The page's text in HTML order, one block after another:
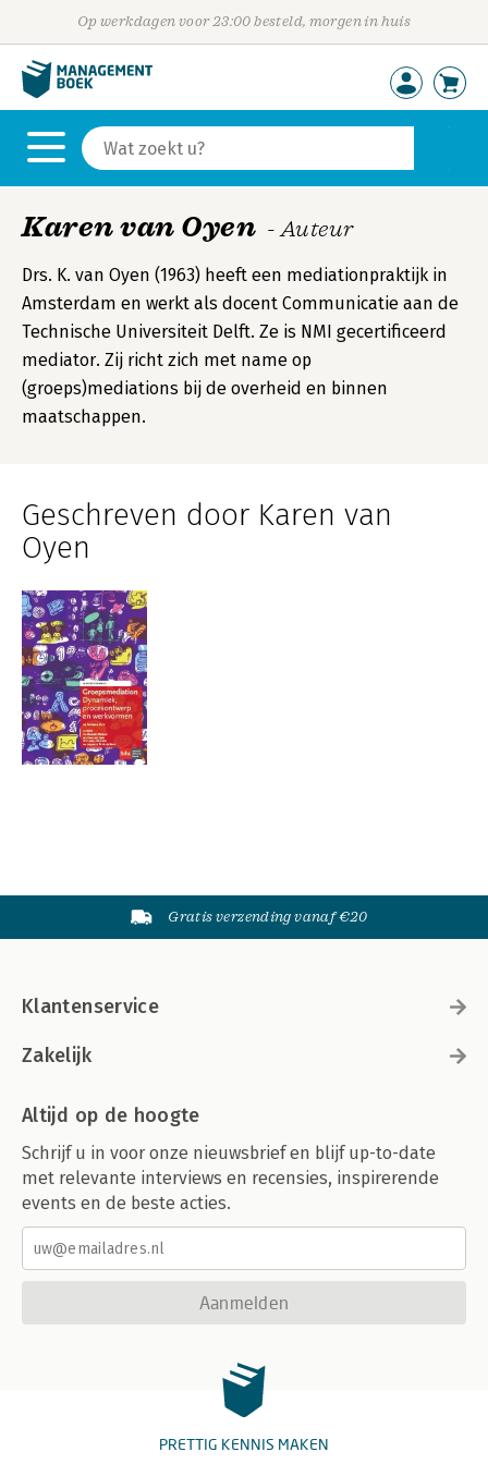
Op werkdagen voor 23:00 besteld, morgen in huis
Karen van Oyen - Auteur
Drs. K. van Oyen (1963) heeft een mediationpraktijk in
Amsterdam en werkt als docent Communicatie aan de
Technische Universiteit Delft. Ze is NMI gecertificeerd
mediator. Zij richt zich met name op
(groeps)mediations bij de overheid en binnen
maatschappen.
Geschreven door Karen van
Oyen
Gratis verzending vanaf €20
Klantenservice
Zakelijk
Altijd op de hoogte
Schrijf u in voor onze nieuwsbrief en blijf up-to-date
met relevante interviews en recensies, inspirerende
events en de beste acties.
Aanmelden
PRETTIG KENNIS MAKEN